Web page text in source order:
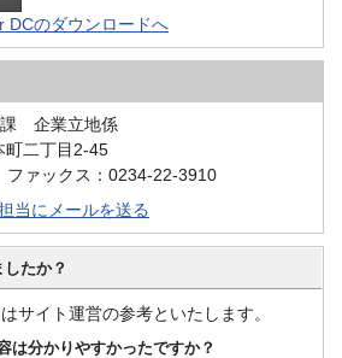
DCのダウンロードへ
企業立地係
二丁目2-45
ァックス：0234-22-3910
当にメールを送る
たか？
サイト運営の参考といたします。
は分かりやすかったですか？